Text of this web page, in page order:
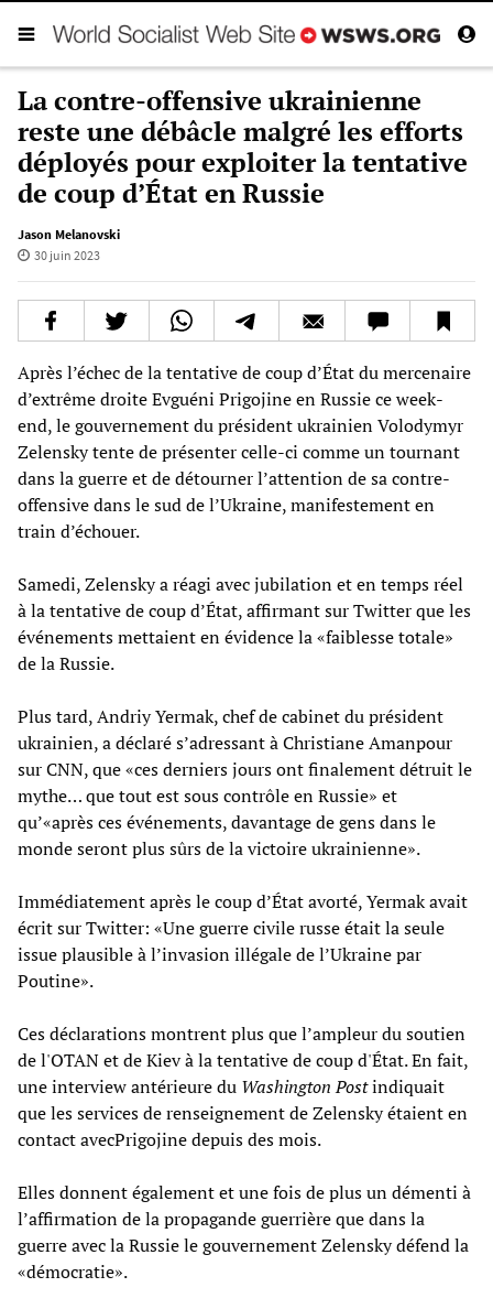
La contre-offensive ukrainienne
reste une débâcle malgré les efforts
déployés pour exploiter la tentative
de coup d’État en Russie
Jason Melanovski
30 juin 2023
Après l’échec de la tentative de coup d’État du mercenaire
d’extrême droite Evguéni Prigojine en Russie ce week-
end, le gouvernement du président ukrainien Volodymyr
Zelensky tente de présenter celle-ci comme un tournant
dans la guerre et de détourner l’attention de sa contre-
offensive dans le sud de l’Ukraine, manifestement en
train d’échouer.
Samedi, Zelensky a réagi avec jubilation et en temps réel
à la tentative de coup d’État, affirmant sur Twitter que les
événements mettaient en évidence la «faiblesse totale»
de la Russie.
Plus tard, Andriy Yermak, chef de cabinet du président
ukrainien, a déclaré s’adressant à Christiane Amanpour
sur CNN, que «ces derniers jours ont finalement détruit le
mythe… que tout est sous contrôle en Russie» et
qu’«après ces événements, davantage de gens dans le
monde seront plus sûrs de la victoire ukrainienne».
Immédiatement après le coup d’État avorté, Yermak avait
écrit sur Twitter: «Une guerre civile russe était la seule
issue plausible à l’invasion illégale de l’Ukraine par
Poutine».
Ces déclarations montrent plus que l’ampleur du soutien
de l'OTAN et de Kiev à la tentative de coup d'État. En fait,
une interview antérieure du Washington Postindiquait
que les services de renseignement de Zelensky étaient en
contact avecPrigojine depuis des mois.
Elles donnent également et une fois de plus un démenti à
l’affirmation de la propagande guerrière que dans la
guerre avec la Russie le gouvernement Zelensky défend la
«démocratie».